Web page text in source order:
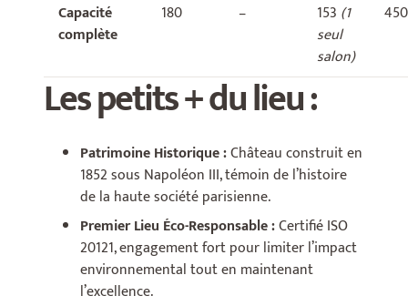
Capacité
complète
180 – 153 (1
seul
salon)
450
Les petits + du lieu :
Patrimoine Historique :Château construit en
1852 sous Napoléon III, témoin de l’histoire
de la haute société parisienne.
Premier Lieu Éco-Responsable :Certifié ISO
20121, engagement fort pour limiter l’impact
environnemental tout en maintenant
l’excellence.